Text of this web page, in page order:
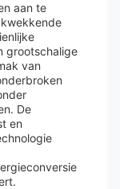
aan te
grootschalige
van
De
en